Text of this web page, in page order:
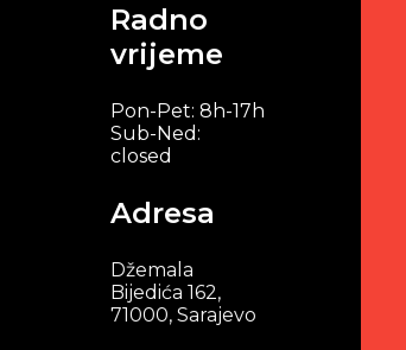
Radno
vrijeme
Pon-Pet: 8h-17h
Sub-Ned:
closed
Adresa
Džemala
Bijedića 162,
71000, Sarajevo